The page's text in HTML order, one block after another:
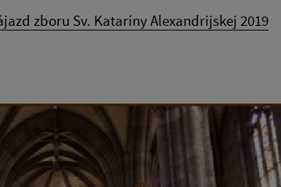
zboru Sv. Kataríny Alexandrijskej 2019